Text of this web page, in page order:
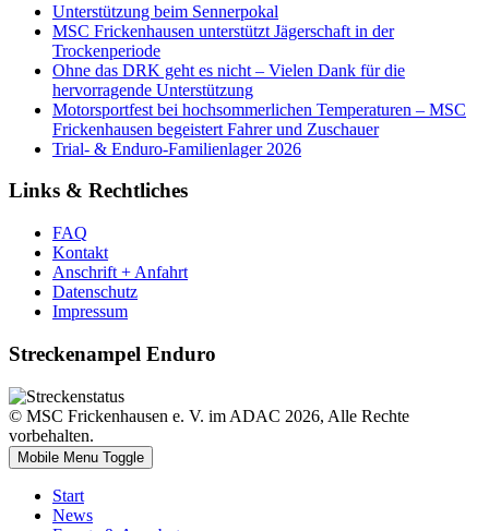
Unterstützung beim Sennerpokal
MSC Frickenhausen unterstützt Jägerschaft in der
Trockenperiode
Ohne das DRK geht es nicht – Vielen Dank für die
hervorragende Unterstützung
Motorsportfest bei hochsommerlichen Temperaturen – MSC
Frickenhausen begeistert Fahrer und Zuschauer
Trial- & Enduro-Familienlager 2026
Links & Rechtliches
FAQ
Kontakt
Anschrift + Anfahrt
Datenschutz
Impressum
Streckenampel Enduro
© MSC Frickenhausen e. V. im ADAC 2026, Alle Rechte
vorbehalten.
Mobile Menu Toggle
Start
News